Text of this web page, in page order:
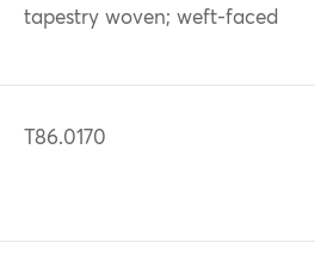
tapestry woven; weft-faced
T86.0170